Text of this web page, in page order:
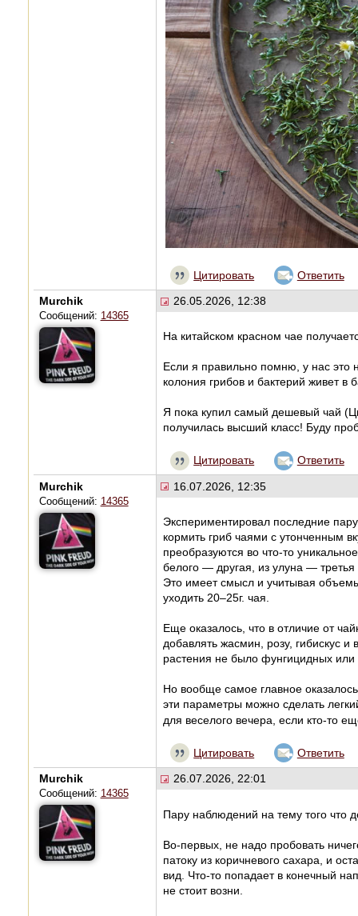
Цитировать Ответить
Murchik
Сообщений: 14365
26.05.2026, 12:38
На китайском красном чае
Если я правильно помню, у нас это
колония грибов и бактерий живет в
Я пока купил самый дешевый чай
получилась высший класс! Буду
Цитировать Ответить
Murchik
Сообщений: 14365
16.07.2026, 12:35
Экспериментировал последние
кормить гриб чаями с утонченным
преобразуются во что-то
белого — другая, из улуна —
Это имеет смысл и учитывая
уходить 20–25г. чая.
Еще оказалось, что в отличие от
добавлять жасмин, розу, гибискус
растения не было фунгицидных или
Но вообще самое главное
эти параметры можно сделать
для веселого вечера, если кто-то
Цитировать Ответить
Murchik
Сообщений: 14365
26.07.2026, 22:01
Пару наблюдений на тему того что
Во-первых, не надо пробовать
патоку из коричневого сахара, и
вид. Что-то попадает в конечный
не стоит возни.